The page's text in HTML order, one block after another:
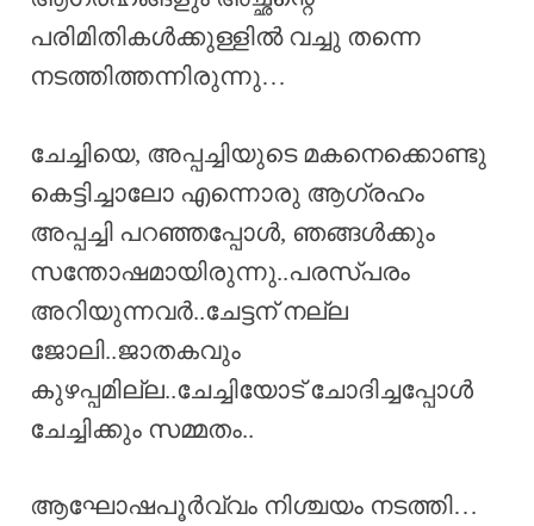
പരിമിതികൾക്കുള്ളിൽ വച്ചു തന്നെ
നടത്തിത്തന്നിരുന്നു…
ചേച്ചിയെ, അപ്പച്ചിയുടെ മകനെക്കൊണ്ടു
കെട്ടിച്ചാലോ എന്നൊരു ആഗ്രഹം
അപ്പച്ചി പറഞ്ഞപ്പോൾ, ഞങ്ങൾക്കും
സന്തോഷമായിരുന്നു..പരസ്പരം
അറിയുന്നവർ..ചേട്ടന് നല്ല
ജോലി..ജാതകവും
കുഴപ്പമില്ല..ചേച്ചിയോട് ചോദിച്ചപ്പോൾ
ചേച്ചിക്കും സമ്മതം..
ആഘോഷപൂർവ്വം നിശ്ചയം നടത്തി…